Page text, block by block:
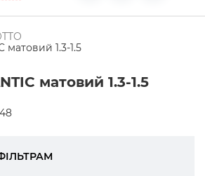
матовий 1.3-1.5
матовий 1.3-1.5
48